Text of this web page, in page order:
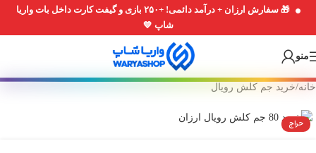
Skip
Skip
content
🎁 سفارش ارزان + درآمد دائمی! +۲۵۰ بازی و گیفت کارت داخل بات واریا
شاپ 💙
منو
خانه/خرید جم کلش رویال
حراج